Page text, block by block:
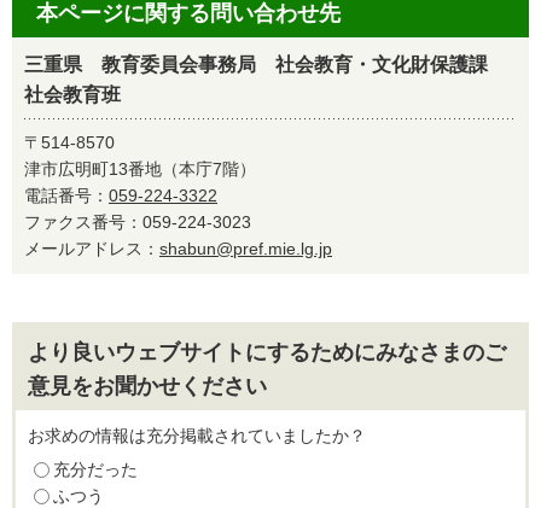
本ページに関する問い合わせ先
三重県 教育委員会事務局 社会教育・文化財保護課
社会教育班
〒514-8570
津市広明町13番地（本庁7階）
電話番号： 059-224-3322
ファクス番号：059-224-3023
メールアドレス： shabun@pref.mie.lg.jp
より良いウェブサイトにするためにみなさまのご
意見をお聞かせください
お求めの情報は充分掲載されていましたか？
充分だった
ふつう